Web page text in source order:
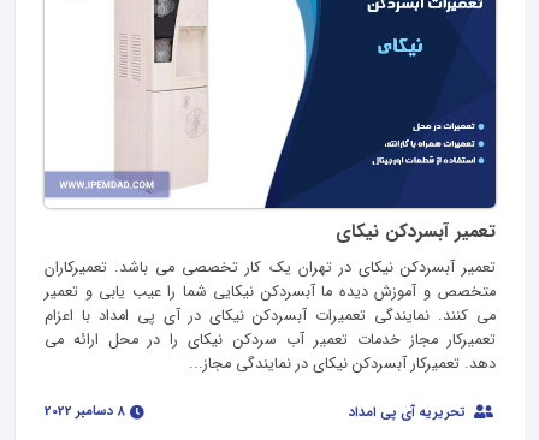
تعمیر آبسردکن نیکای
تعمیر آبسردکن نیکای در تهران یک کار تخصصی می باشد. تعمیرکاران
متخصص و آموزش دیده ما آبسردکن نیکایی شما را عیب یابی و تعمیر
می کنند. نمایندگی تعمیرات آبسردکن نیکای در آی پی امداد با اعزام
تعمیرکار مجاز خدمات تعمیر آب سردکن نیکای را در محل ارائه می
دهد. تعمیرکار آبسردکن نیکای در نمایندگی مجاز...
تحریریه آی پی امداد